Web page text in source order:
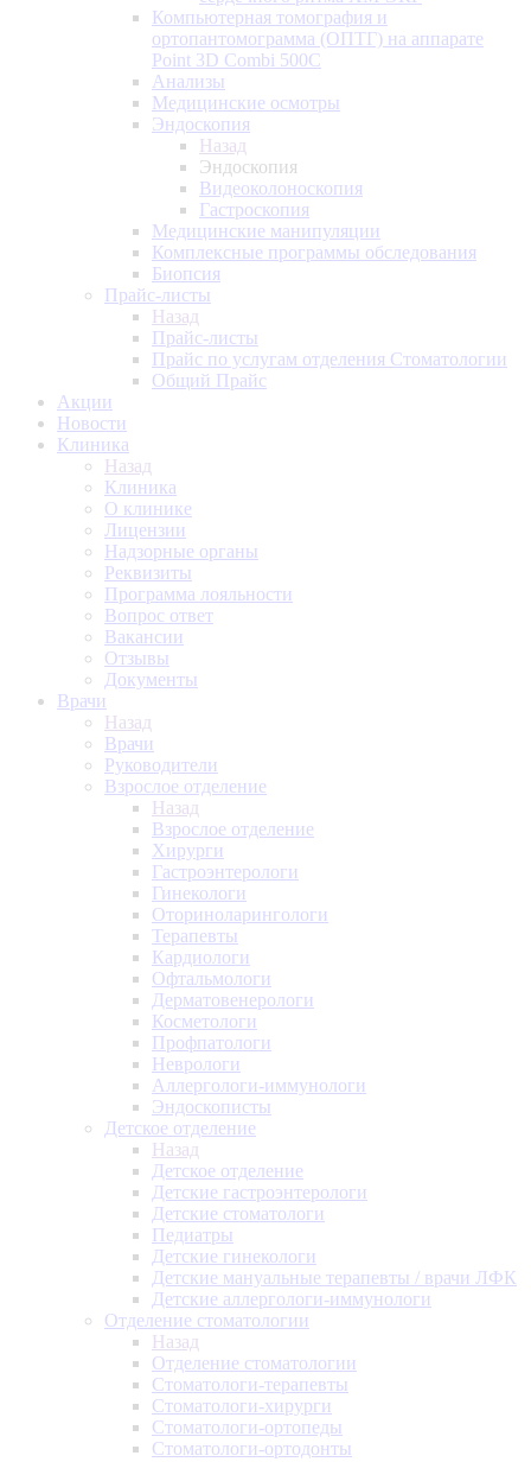
Компьютерная томография и
ортопантомограмма (ОПТГ) на аппарате
Point 3D Combi 500C
Анализы
Медицинские осмотры
Эндоскопия
Назад
Эндоскопия
Видеоколоноскопия
Гастроскопия
Медицинские манипуляции
Комплексные программы обследования
Биопсия
Прайс-листы
Назад
Прайс-листы
Прайс по услугам отделения Стоматологии
Общий Прайс
Акции
Новости
Клиника
Назад
Клиника
О клинике
Лицензии
Надзорные органы
Реквизиты
Программа лояльности
Вопрос ответ
Вакансии
Отзывы
Документы
Врачи
Назад
Врачи
Руководители
Взрослое отделение
Назад
Взрослое отделение
Хирурги
Гастроэнтерологи
Гинекологи
Оториноларингологи
Терапевты
Кардиологи
Офтальмологи
Дерматовенерологи
Косметологи
Профпатологи
Неврологи
Аллергологи-иммунологи
Эндоскописты
Детское отделение
Назад
Детское отделение
Детские гастроэнтерологи
Детские стоматологи
Педиатры
Детские гинекологи
Детские мануальные терапевты / врачи ЛФК
Детские аллергологи-иммунологи
Отделение стоматологии
Назад
Отделение стоматологии
Стоматологи-терапевты
Стоматологи-хирурги
Стоматологи-ортопеды
Стоматологи-ортодонты